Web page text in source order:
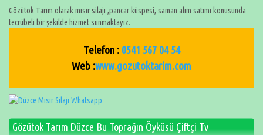
Gözütok Tarım olarak mısır silajı ,pancar küspesi, saman alım satımı konusunda
tecrübeli bir şekilde hizmet sunmaktayız.
Telefon : 0541 567 04 54
Web :www.gozutoktarim.com
Gözütok Tarım Düzce Bu Toprağın Öyküsü Çiftçi Tv